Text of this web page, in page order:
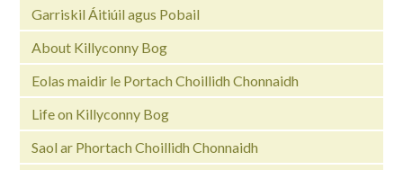
Garriskil Áitiúil agus Pobail
About Killyconny Bog
Eolas maidir le Portach Choillidh Chonnaidh
Life on Killyconny Bog
Saol ar Phortach Choillidh Chonnaidh